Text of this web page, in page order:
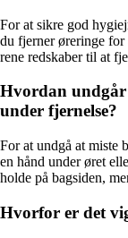
For at sikre god
du fjerner øreringe for
rene redskaber til at
Hvordan undgår
under fjernelse?
For at undgå at miste
en hånd under øret
holde på bagsiden,
Hvorfor er det